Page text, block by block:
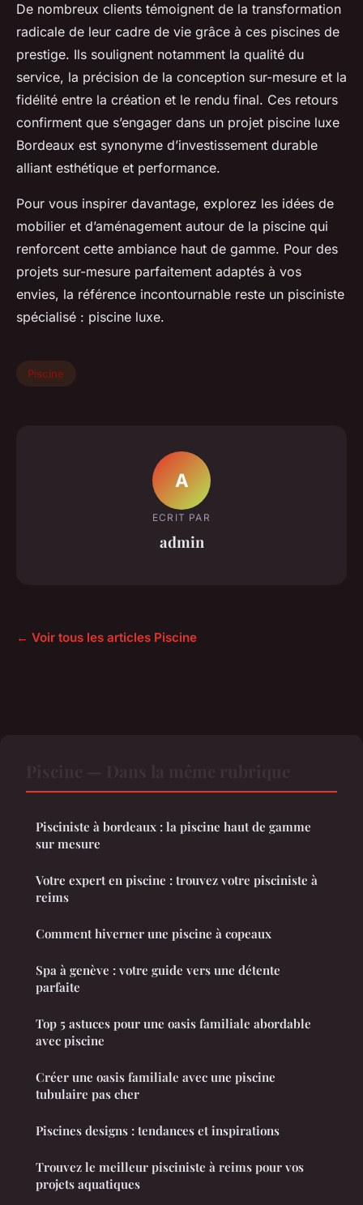
De nombreux clients témoignent de la transformation
radicale de leur cadre de vie grâce à ces piscines de
prestige. Ils soulignent notamment la qualité du
service, la précision de la conception sur-mesure et la
fidélité entre la création et le rendu final. Ces retours
confirment que s’engager dans un projet piscine luxe
Bordeaux est synonyme d’investissement durable
alliant esthétique et performance.
Pour vous inspirer davantage, explorez les idées de
mobilier et d’aménagement autour de la piscine qui
renforcent cette ambiance haut de gamme. Pour des
projets sur-mesure parfaitement adaptés à vos
envies, la référence incontournable reste un pisciniste
spécialisé : piscine luxe.
Piscine
A
ECRIT PAR
admin
← Voir tous les articles Piscine
Pisciniste à bordeaux : la piscine haut de gamme
sur mesure
Votre expert en piscine : trouvez votre pisciniste à
reims
Comment hiverner une piscine à copeaux
Spa à genève : votre guide vers une détente
parfaite
Top 5 astuces pour une oasis familiale abordable
avec piscine
Créer une oasis familiale avec une piscine
tubulaire pas cher
Piscines designs : tendances et inspirations
Trouvez le meilleur pisciniste à reims pour vos
projets aquatiques